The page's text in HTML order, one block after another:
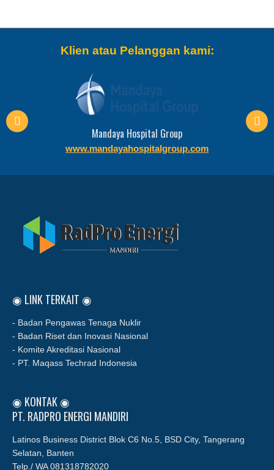
Klien atau Pelanggan kami:
Mandaya Hospital Group
www.mandayahospitalgroup.com
◉ LINK TERKAIT ◉
- Badan Pengawas Tenaga Nuklir
- Badan Riset dan Inovasi Nasional
- Komite Akreditasi Nasional
- PT. Maqass Techrad Indonesia
◉ KONTAK ◉
PT. RADPRO ENERGI MANDIRI
Latinos Business District Blok C6 No.5, BSD City, Tangerang
Selatan, Banten
Telp./ WA081318782020